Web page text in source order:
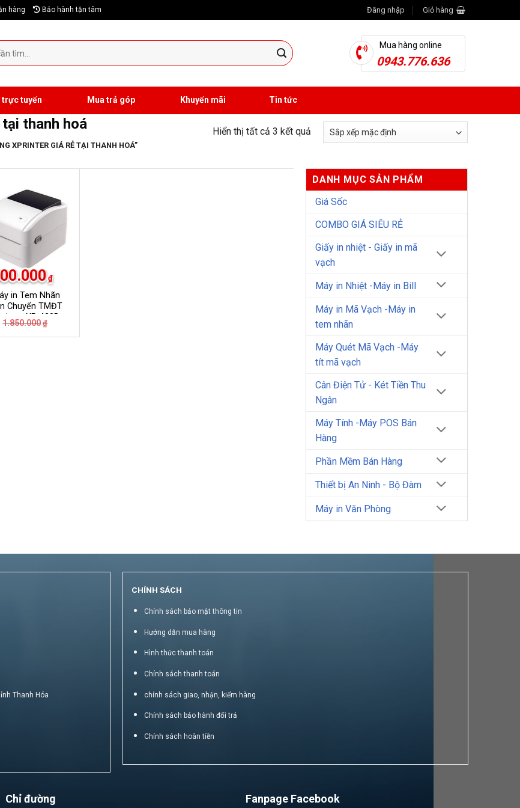
hàng Bảo hành tận tâm Đăng nhập Giỏ hàng
Mua hàng online
0943.776.636
trực tuyến Mua trả góp Khuyến mãi Tin tức
thanh hoá
XPRINTER GIÁ RẺ TẠI THANH HOÁ”
Hiển thị tất cả 3 kết quả
-19%
in Tem Nhãn
Chuyển TMĐT
XP-420B
1.850.000 ₫
là:
₫
tại
DANH MỤC SẢN PHẨM
Giá Sốc
COMBO GIÁ SIÊU RẺ
Giấy in nhiệt - Giấy in mã
vạch
Máy in Nhiệt -Máy in Bill
Máy in Mã Vạch -Máy in
tem nhãn
Máy Quét Mã Vạch -Máy
tít mã vạch
Cân Điện Tử - Két Tiền Thu
Ngân
Máy Tính -Máy POS Bán
Hàng
Phần Mềm Bán Hàng
Thiết bị An Ninh - Bộ Đàm
Máy in Văn Phòng
Thanh Hóa
CHÍNH SÁCH
Chính sách bảo mật thông tin
Hướng dẫn mua hàng
Hình thức thanh toán
Chính sách thanh toán
chính sách giao, nhận, kiểm hàng
Chính sách bảo hành đổi trả
Chính sách hoàn tiền
Chỉ đường Fanpage Facebook